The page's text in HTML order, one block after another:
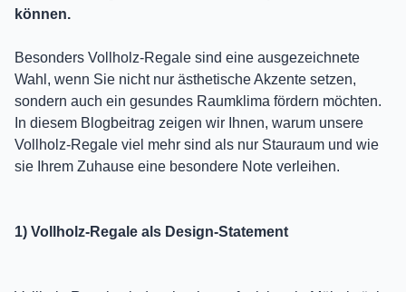
können.
Besonders Vollholz-Regale sind eine ausgezeichnete
Wahl, wenn Sie nicht nur ästhetische Akzente setzen,
sondern auch ein gesundes Raumklima fördern möchten.
In diesem Blogbeitrag zeigen wir Ihnen, warum unsere
Vollholz-Regale viel mehr sind als nur Stauraum und wie
sie Ihrem Zuhause eine besondere Note verleihen.
1) Vollholz-Regale als Design-Statement